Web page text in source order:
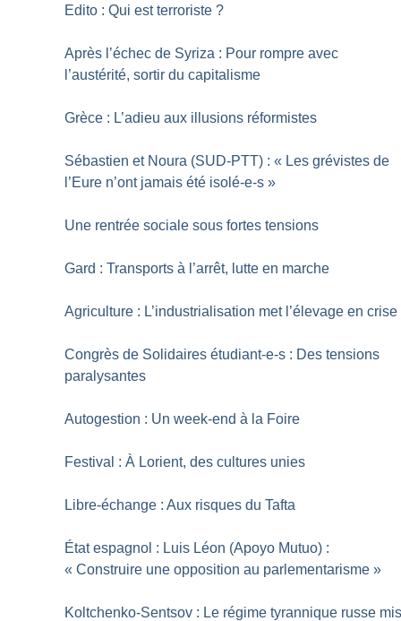
Edito : Qui est terroriste ?
Après l’échec de Syriza : Pour rompre avec
l’austérité, sortir du capitalisme
Grèce : L’adieu aux illusions réformistes
Sébastien et Noura (SUD-PTT) : « Les grévistes de
l’Eure n’ont jamais été isolé-e-s »
Une rentrée sociale sous fortes tensions
Gard : Transports à l’arrêt, lutte en marche
Agriculture : L’industrialisation met l’élevage en crise
Congrès de Solidaires étudiant-e-s : Des tensions
paralysantes
Autogestion : Un week-end à la Foire
Festival : À Lorient, des cultures unies
Libre-échange : Aux risques du Tafta
État espagnol : Luis Léon (Apoyo Mutuo) :
« Construire une opposition au parlementarisme »
Koltchenko-Sentsov : Le régime tyrannique russe